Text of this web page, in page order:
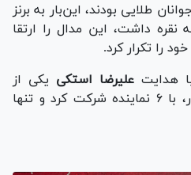
طلایی بودند، این‌بار به برنز
داشت، این مدال را ارتقا
را تکرار کرد.
هدایت علیرضا استکی یکی از
مربیان پرافتخار بوکس کشور، با ۶ نماینده شرکت کرد و تنها